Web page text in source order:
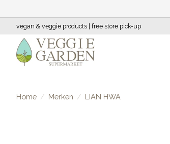
vegan & veggie products | free store pick-up
Home / Merken / LIAN HWA